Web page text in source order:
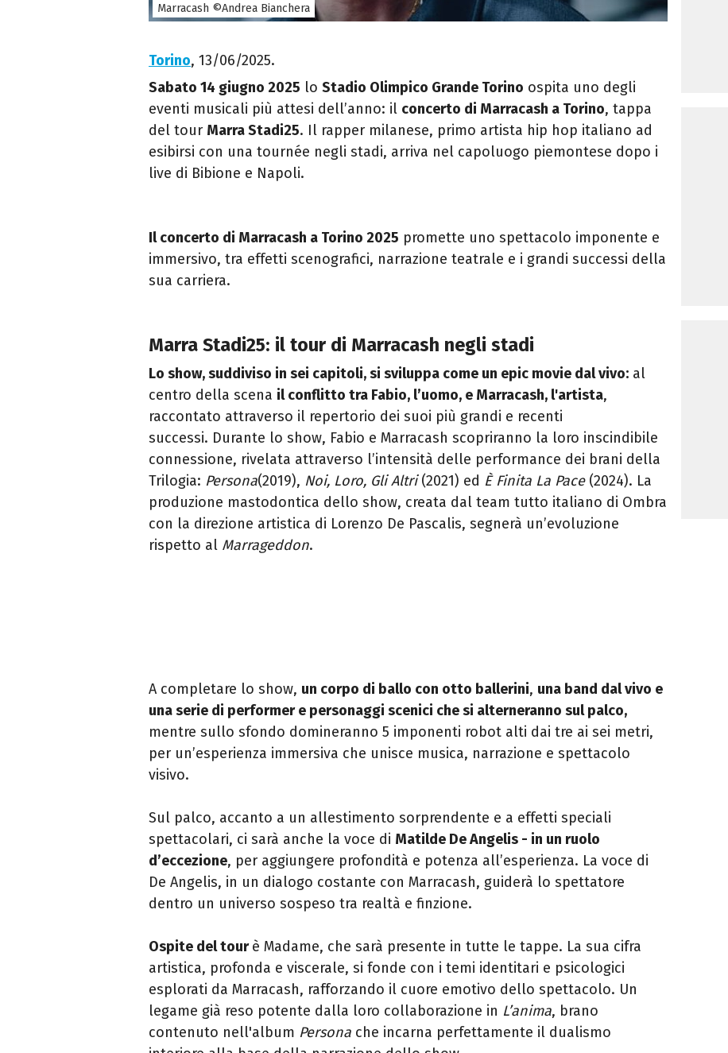
Marracash ©Andrea Bianchera
Torino, 13/06/2025.
Sabato 14 giugno 2025 lo Stadio Olimpico Grande Torino ospita uno degli
eventi musicali più attesi dell’anno: il concerto di Marracash a Torino, tappa
del tour Marra Stadi25. Il rapper milanese, primo artista hip hop italiano ad
esibirsi con una tournée negli stadi, arriva nel capoluogo piemontese dopo i
live di Bibione e Napoli.
Il concerto di Marracash a Torino 2025 promette uno spettacolo imponente e
immersivo, tra effetti scenografici, narrazione teatrale e i grandi successi della
sua carriera.
Marra Stadi25: il tour di Marracash negli stadi
Lo show, suddiviso in sei capitoli, si sviluppa come un epic movie dal vivo: al
centro della scena il conflitto tra Fabio, l’uomo, e Marracash, l'artista,
raccontato attraverso il repertorio dei suoi più grandi e recenti
successi. Durante lo show, Fabio e Marracash scopriranno la loro inscindibile
connessione, rivelata attraverso l’intensità delle performance dei brani della
Trilogia: Persona(2019), Noi, Loro, Gli Altri(2021) ed È Finita La Pace(2024). La
produzione mastodontica dello show, creata dal team tutto italiano di Ombra
con la direzione artistica di Lorenzo De Pascalis, segnerà un’evoluzione
rispetto al Marrageddon.
A completare lo show, un corpo di ballo con otto ballerini, una band dal vivo e
una serie di performere personaggi scenici che si alterneranno sul palco,
mentre sullo sfondo domineranno 5 imponenti robot alti dai tre ai sei metri,
per un’esperienza immersiva che unisce musica, narrazione e spettacolo
visivo.
Sul palco, accanto a un allestimento sorprendente e a effetti speciali
spettacolari, ci sarà anche la voce di Matilde De Angelis - in un ruolo
d’eccezione, per aggiungere profondità e potenza all’esperienza. La voce di
De Angelis, in un dialogo costante con Marracash, guiderà lo spettatore
dentro un universo sospeso tra realtà e finzione.
Ospite del tourè Madame, che sarà presente in tutte le tappe. La sua cifra
artistica, profonda e viscerale, si fonde con i temi identitari e psicologici
esplorati da Marracash, rafforzando il cuore emotivo dello spettacolo. Un
legame già reso potente dalla loro collaborazione in L’anima, brano
contenuto nell'album Persona che incarna perfettamente il dualismo